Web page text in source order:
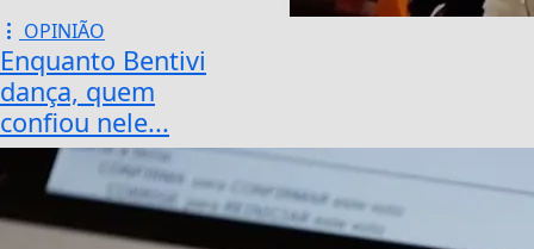
OPINIÃO
Enquanto Bentivi
dança, quem
confiou nele...